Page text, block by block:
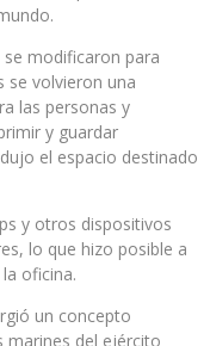
se modificaron para
se volvieron una
las personas y
y guardar
el espacio destinado
y otros dispositivos
lo que hizo posible a
oficina.
un concepto
del ejército